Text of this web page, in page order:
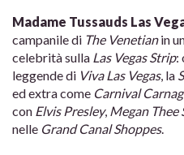
Madame Tussauds Las
campanile di The Venetianin
celebrità sulla Las Vegas Strip:
leggende di Viva Las Vegas, la
ed extra come Carnival
con Elvis Presley, Megan Thee
nelle Grand Canal Shoppes.